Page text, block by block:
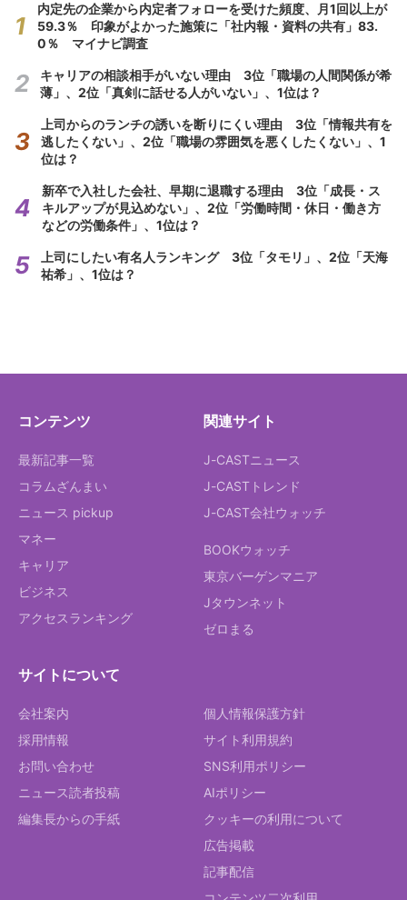
内定先の企業から内定者フォローを受けた頻度、月1回以上が
59.3％ 印象がよかった施策に「社内報・資料の共有」83.
0％ マイナビ調査
キャリアの相談相手がいない理由 3位「職場の人間関係が希
薄」、2位「真剣に話せる人がいない」、1位は？
上司からのランチの誘いを断りにくい理由 3位「情報共有を
逃したくない」、2位「職場の雰囲気を悪くしたくない」、1
位は？
新卒で入社した会社、早期に退職する理由 3位「成長・ス
キルアップが見込めない」、2位「労働時間・休日・働き方
などの労働条件」、1位は？
上司にしたい有名人ランキング 3位「タモリ」、2位「天海
祐希」、1位は？
コンテンツ
最新記事一覧
コラムざんまい
ニュース pickup
マネー
キャリア
ビジネス
アクセスランキング
関連サイト
J-CASTニュース
J-CASTトレンド
J-CAST会社ウォッチ
BOOKウォッチ
東京バーゲンマニア
Jタウンネット
ゼロまる
サイトについて
会社案内
採用情報
お問い合わせ
ニュース読者投稿
編集長からの手紙
個人情報保護方針
サイト利用規約
SNS利用ポリシー
AIポリシー
クッキーの利用について
広告掲載
記事配信